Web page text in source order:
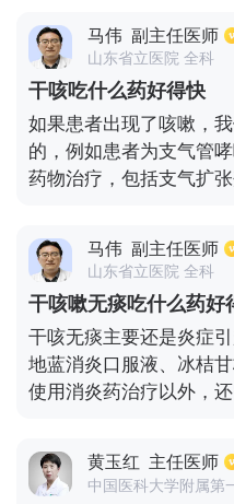
咳，将会出现长期咳嗽
连续出现，直到儿童咳
可以稍微缓解。对于儿
给予一些抗感染治疗。
内酯类抗生素，如红霉
于十天，部分症状严重
关并发症进行对症治疗
马伟 副主任医师
山东省立医院 全科
干咳吃什么药好得快
如果患者出现了咳嗽，
的，例如患者为支气管
药物治疗，包括支气扩
抗心衰的治疗，包括强
为是因为炎症导致的咳
疗。如果是因为口服药
导致咳嗽的药物。
马伟 副主任医师
山东省立医院 全科
干咳嗽无痰吃什么药好
干咳无痰主要还是炎症
地蓝消炎口服液、冰桔
使用消炎药治疗以外，
物，以清淡饮食为主，
黄玉红 主任医师
中国医科大学附属第